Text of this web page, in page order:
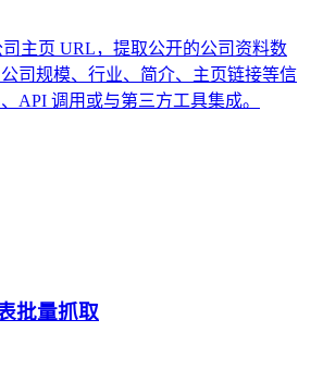
主页 URL，提取公开的公司资料数
司规模、行业、简介、主页链接等信
API 调用或与第三方工具集成。
批量抓取